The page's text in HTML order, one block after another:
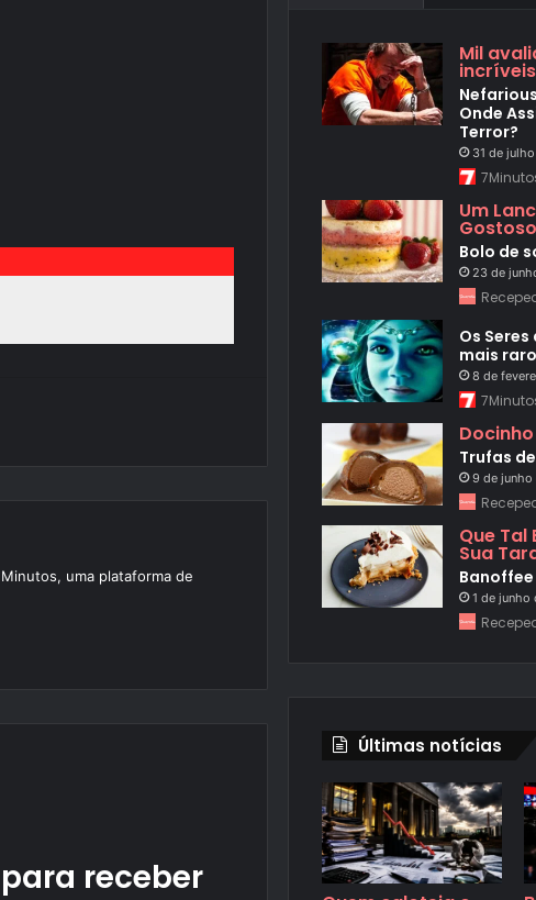
uma plataforma de
receber
Mil
Onde
Terror?
31 de
Um
Gostoso
Bolo de
23 de
Os Seres
mais
8 de
Trufas
9 de
Que Tal
Sua
Banoffee
1 de junho
Últimas notícias